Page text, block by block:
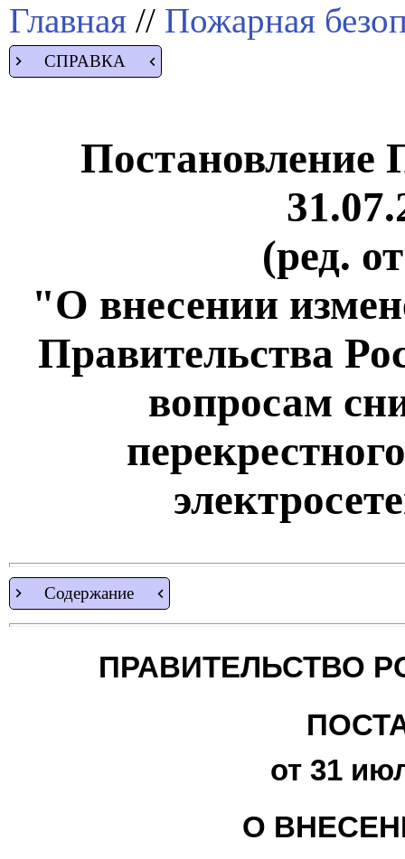
Главная // Пожарная
СПРАВКА
Постановление
(ред.
"О внесении
Правительства
вопросам
Содержание
ПРАВИТЕЛЬСТВО
от 31
О